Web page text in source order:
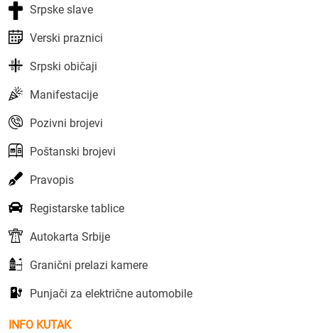
Srpske slave
Verski praznici
Srpski običaji
Manifestacije
Pozivni brojevi
Poštanski brojevi
Pravopis
Registarske tablice
Autokarta Srbije
Granični prelazi kamere
Punjači za električne automobile
INFO KUTAK